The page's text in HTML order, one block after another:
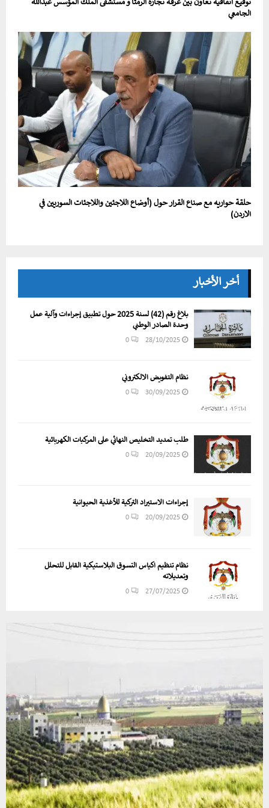
توقيع اتفاقية تعاون بين غرفة تجارة الرمثا و مستشفى الملك المؤسس عبدالله
الجامعي
حلقة حواريه مع صناع القرار حول (أوضاع اللاجئين واللاجئات السوريين في
الاردن)
أخر الأخبار
بلاغ رقم (42) لسنة 2025 حول تطبيق إجراءات وآلية عمل
وحدة الصادر الوطني
28/10/2025
0
نظام التفويض الالكتروني
30/09/2025
0
طلب تمديد التخليص النهائي على المركبات الكهربائية
20/09/2025
0
إجراءات الاستيراد التركية للأغذية الحيوانية
20/09/2025
0
نظام تنظيم اكياس التسوق البلاستيكية القابل للتحلل
وتعديلاته
27/07/2025
0